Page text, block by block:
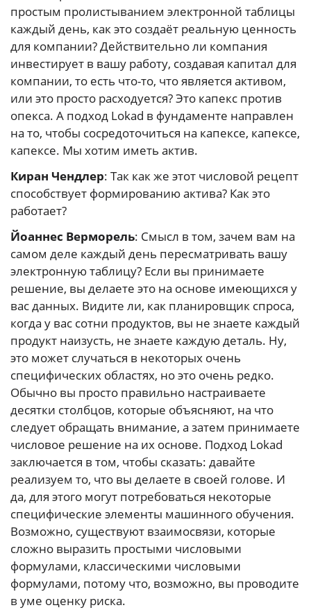
простым пролистыванием электронной таблицы
каждый день, как это создаёт реальную ценность
для компании? Действительно ли компания
инвестирует в вашу работу, создавая капитал для
компании, то есть что-то, что является активом,
или это просто расходуется? Это капекс против
опекса. А подход Lokad в фундаменте направлен
на то, чтобы сосредоточиться на капексе, капексе,
капексе. Мы хотим иметь актив.
Киран Чендлер: Так как же этот числовой рецепт
способствует формированию актива? Как это
работает?
Йоаннес Верморель: Смысл в том, зачем вам на
самом деле каждый день пересматривать вашу
электронную таблицу? Если вы принимаете
решение, вы делаете это на основе имеющихся у
вас данных. Видите ли, как планировщик спроса,
когда у вас сотни продуктов, вы не знаете каждый
продукт наизусть, не знаете каждую деталь. Ну,
это может случаться в некоторых очень
специфических областях, но это очень редко.
Обычно вы просто правильно настраиваете
десятки столбцов, которые объясняют, на что
следует обращать внимание, а затем принимаете
числовое решение на их основе. Подход Lokad
заключается в том, чтобы сказать: давайте
реализуем то, что вы делаете в своей голове. И
да, для этого могут потребоваться некоторые
специфические элементы машинного обучения.
Возможно, существуют взаимосвязи, которые
сложно выразить простыми числовыми
формулами, классическими числовыми
формулами, потому что, возможно, вы проводите
в уме оценку риска.